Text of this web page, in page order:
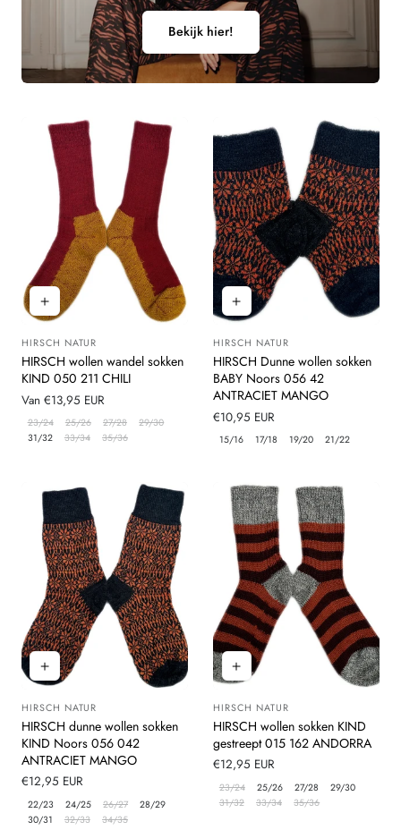
Bekijk hier!
Leverancier:
HIRSCH NATUR
HIRSCH wollen wandel sokken
KIND 050 211 CHILI
Normale
prijs
Van €13,95 EUR
23/24 25/26 27/28
29/30
31/32
33/34 35/36
Leverancier:
HIRSCH NATUR
HIRSCH Dunne wollen sokken
BABY Noors 056 42
ANTRACIET MANGO
Normale
prijs
€10,95 EUR
15/16 17/18 19/20 21/22
Leverancier:
HIRSCH NATUR
HIRSCH dunne wollen sokken
KIND Noors 056 042
ANTRACIET MANGO
Normale
prijs
€12,95 EUR
22/23 24/25 26/27
28/29
30/31
32/33 34/35
Leverancier:
HIRSCH NATUR
HIRSCH wollen sokken KIND
gestreept 015 162 ANDORRA
Normale
prijs
€12,95 EUR
23/24 25/26 27/28
29/30
31/32
33/34 35/36